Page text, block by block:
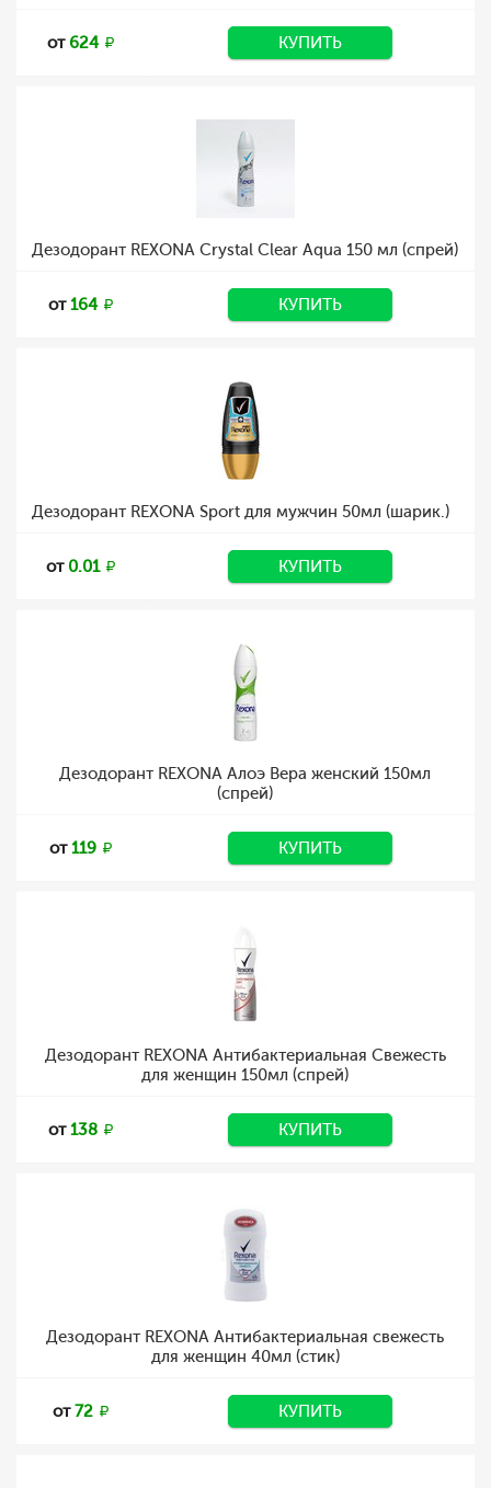
от624 КУПИТЬ
Дезодорант REXONA Crystal Clear Aqua 150 мл (спрей)
от164 КУПИТЬ
Дезодорант REXONA Sport для мужчин 50мл (шарик.)
от 0.01 КУПИТЬ
Дезодорант REXONA Алоэ Вера женский 150мл
(спрей)
от119 КУПИТЬ
Дезодорант REXONA Антибактериальная Свежесть
для женщин 150мл (спрей)
от138 КУПИТЬ
Дезодорант REXONA Антибактериальная свежесть
для женщин 40мл (стик)
от72 КУПИТЬ